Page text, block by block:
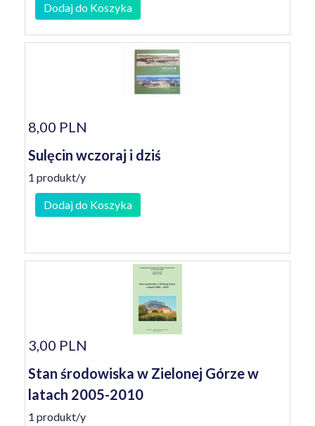
Dodaj do Koszyka
8,00 PLN
Sulęcin wczoraj i dziś
1 produkt/y
Dodaj do Koszyka
3,00 PLN
Stan środowiska w Zielonej Górze w
latach 2005-2010
1 produkt/y